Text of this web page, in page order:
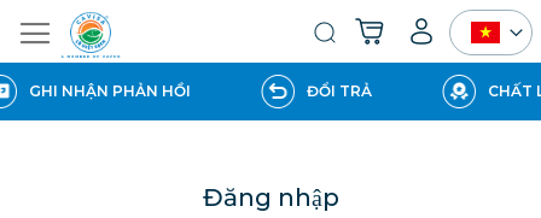
kiếm
Giỏ hàng của tôi
GHI NHẬN PHẢN HỒI ĐỔI TRẢ CHẤT
Đăng nhập